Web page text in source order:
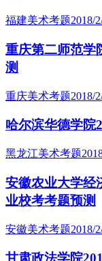
福建美术考题2018/
重庆第二师范学
测
重庆美术考题2018/
哈尔滨华德学院
黑龙江美术考题
安徽农业大学经
业校考考题预测
安徽美术考题2018/